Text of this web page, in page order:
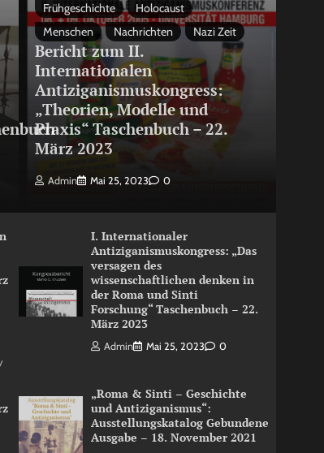
Frühgeschichte
Holocaust
Menschen
Nachrichten Nazi Zeit
Bericht zum II.
Internationalen
Antiziganismuskongress:
„Theorien, Modelle und
Praxis“ Taschenbuch – 22.
März 2023
Admin Mai 25, 2023 0
I. Internationaler
Antiziganismuskongress: „Das
versagen des
wissenschaftlichen denken in
der Roma und Sinti
Forschung“ Taschenbuch – 22.
März 2023
Admin Mai 25, 2023 0
„Roma & Sinti – Geschichte
und Antiziganismus“:
Ausstellungskatalog Gebundene
Ausgabe – 18. November 2021